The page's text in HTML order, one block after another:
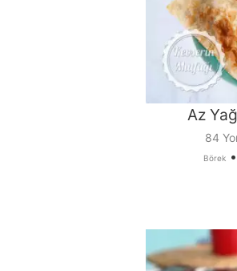
Az
84
Börek •